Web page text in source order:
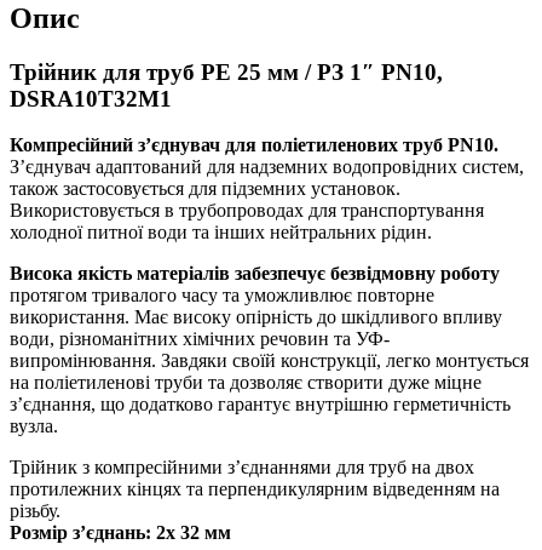
Опис
Трійник для труб PE 25 мм / РЗ 1″ PN10,
DSRA10T32M1
Компресійний з’єднувач для поліетиленових труб PN10.
З’єднувач адаптований для надземних водопровідних систем,
також застосовується для підземних установок.
Використовується в трубопроводах для транспортування
холодної питної води та інших нейтральних рідин.
Висока якість матеріалів забезпечує безвідмовну роботу
протягом тривалого часу та уможливлює повторне
використання. Має високу опірність до шкідливого впливу
води, різноманітних хімічних речовин та УФ-
випромінювання. Завдяки своїй конструкції, легко монтується
на поліетиленові труби та дозволяє створити дуже міцне
з’єднання, що додатково гарантує внутрішню герметичність
вузла.
Трійник з компресійними з’єднаннями для труб на двох
протилежних кінцях та перпендикулярним відведенням на
різьбу.
Розмір з’єднань: 2х 32 мм